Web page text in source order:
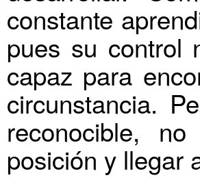
constante
pues su control
capaz para
circunstancia.
reconocible,
posición y llegar